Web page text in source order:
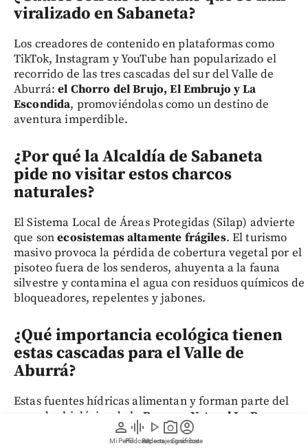
person
Mi Perfil
graphic_eq
Pódcast
play_arrow
Videos
photo_camera
Reportajes gráficos
account_circle
Suscríbete
viralizado en Sabaneta?
Los creadores de contenido en plataformas como
TikTok, Instagram y YouTube han popularizado el
recorrido de las tres cascadas del sur del Valle de
Aburrá:el Chorro del Brujo, El Embrujo y La
Escondida, promoviéndolas como un destino de
aventura imperdible.
¿Por qué la Alcaldía de Sabaneta
pide no visitar estos charcos
naturales?
El Sistema Local de Áreas Protegidas (Silap) advierte
que sonecosistemas altamente frágiles. El turismo
masivo provoca la pérdida de cobertura vegetal por el
pisoteo fuera de los senderos, ahuyenta a la fauna
silvestre y contamina el agua con residuos químicos de
bloqueadores, repelentes y jabones.
¿Qué importancia ecológica tienen
estas cascadas para el Valle de
Aburrá?
Estas fuentes hídricas alimentan y forman parte del
corredor biológico de la Reserva Natural La Romera
el pulmón verde más grande de la subregión (más de